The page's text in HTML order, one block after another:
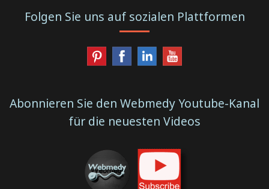
Folgen Sie uns auf sozialen Plattformen
Abonnieren Sie den Webmedy Youtube-Kanal
für die neuesten Videos